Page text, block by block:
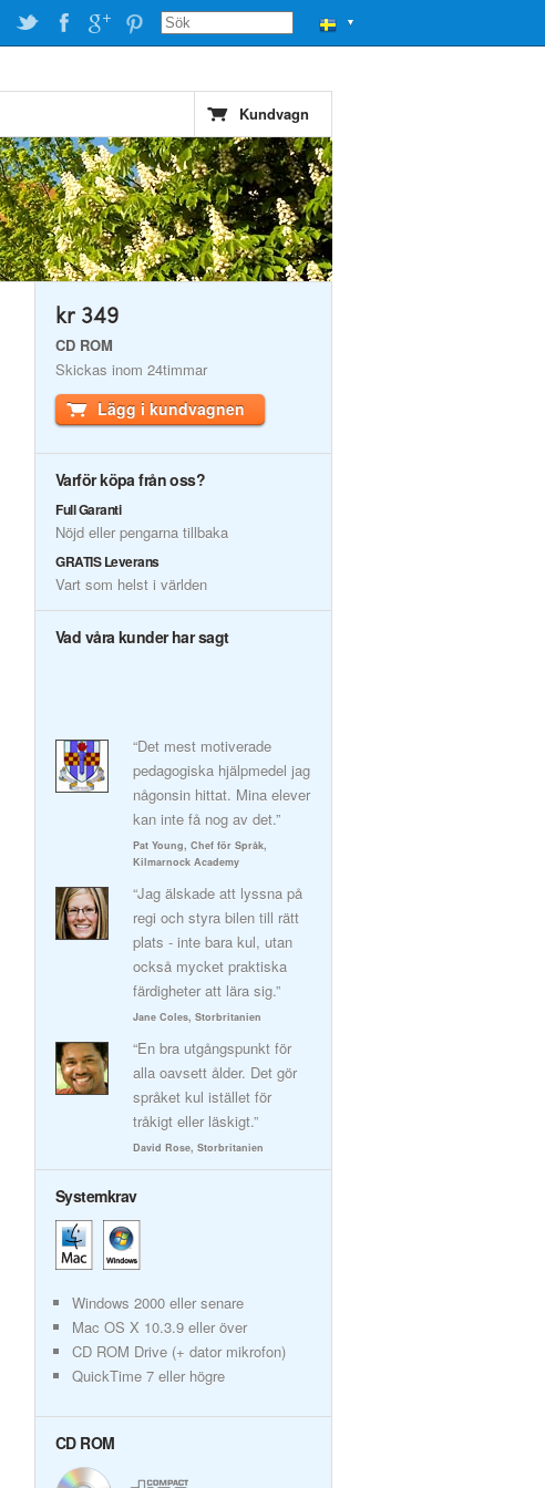
▼
Kundvagn
kr 349
CD ROM
Skickas inom 24timmar
Lägg i kundvagnen
Varför köpa från oss?
Full Garanti
Nöjd eller pengarna tillbaka
GRATIS Leverans
Vart som helst i världen
Vad våra kunder har sagt
“Det mest motiverade
pedagogiska hjälpmedel jag
någonsin hittat. Mina elever
kan inte få nog av det.”
Pat Young, Chef för Språk,
Kilmarnock Academy
“Jag älskade att lyssna på
regi och styra bilen till rätt
plats - inte bara kul, utan
också mycket praktiska
färdigheter att lära sig.”
Jane Coles, Storbritanien
“En bra utgångspunkt för
alla oavsett ålder. Det gör
språket kul istället för
tråkigt eller läskigt.”
David Rose, Storbritanien
Systemkrav
Windows 2000 eller senare
Mac OS X 10.3.9 eller över
CD ROM Drive (+ dator mikrofon)
QuickTime 7 eller högre
CD ROM